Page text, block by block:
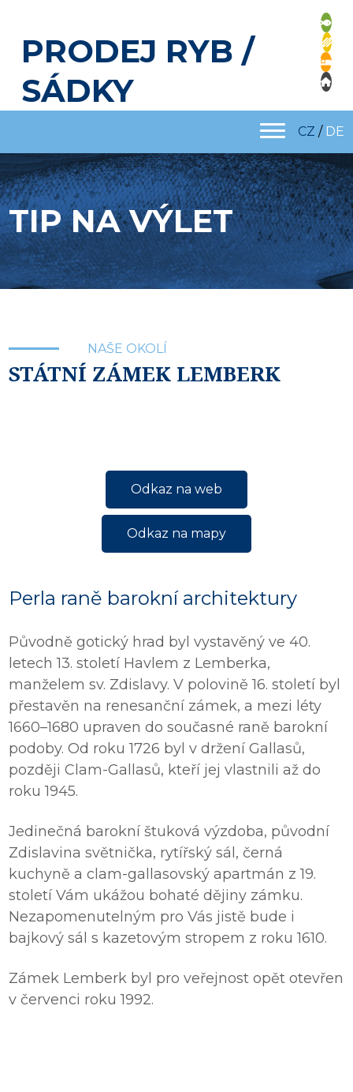
PRODEJ RYB /
SÁDKY
CZ / DE
TIP NA VÝLET
NAŠE OKOLÍ
STÁTNÍ ZÁMEK LEMBERK
Odkaz na web
Odkaz na mapy
Perla raně barokní architektury
Původně gotický hrad byl vystavěný ve 40.
letech 13. století Havlem z Lemberka,
manželem sv. Zdislavy. V polovině 16. století byl
přestavěn na renesanční zámek, a mezi léty
1660–1680 upraven do současné raně barokní
podoby. Od roku 1726 byl v držení Gallasů,
později Clam-Gallasů, kteří jej vlastnili až do
roku 1945.
Jedinečná barokní štuková výzdoba, původní
Zdislavina světnička, rytířský sál, černá
kuchyně a clam-gallasovský apartmán z 19.
století Vám ukážou bohaté dějiny zámku.
Nezapomenutelným pro Vás jistě bude i
bajkový sál s kazetovým stropem z roku 1610.
Zámek Lemberk byl pro veřejnost opět otevřen
v červenci roku 1992.